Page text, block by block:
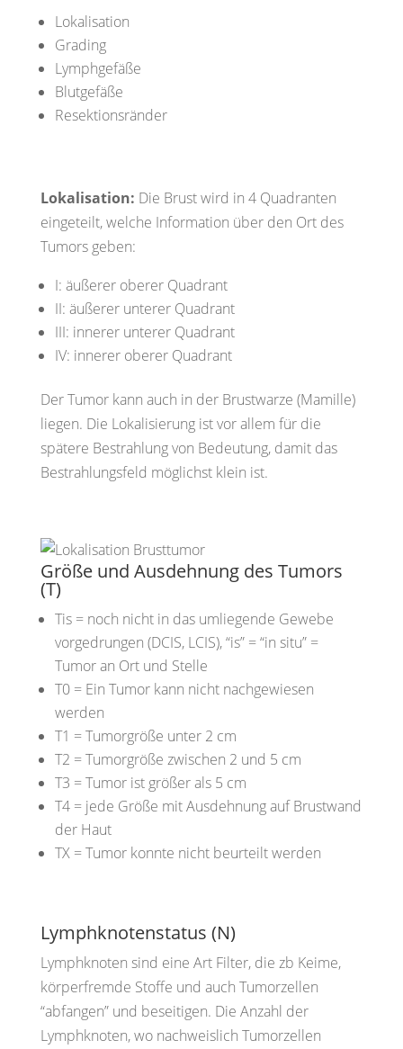
Lokalisation
Grading
Lymphgefäße
Blutgefäße
Resektionsränder
Lokalisation: Die Brust wird in 4 Quadranten
eingeteilt, welche Information über den Ort des
Tumors geben:
I: äußerer oberer Quadrant
II: äußerer unterer Quadrant
III: innerer unterer Quadrant
IV: innerer oberer Quadrant
Der Tumor kann auch in der Brustwarze (Mamille)
liegen. Die Lokalisierung ist vor allem für die
spätere Bestrahlungvon Bedeutung, damit das
Bestrahlungsfeld möglichst klein ist.
Größe und Ausdehnung des Tumors
(T)
Tis= noch nicht in das umliegende Gewebe
vorgedrungen (DCIS, LCIS), “is” = “in situ” =
Tumor an Ort und Stelle
T0= Ein Tumor kann nicht nachgewiesen
werden
T1 = Tumorgröße unter 2 cm
T2 = Tumorgröße zwischen 2 und 5 cm
T3 = Tumor ist größer als 5 cm
T4= jede Größe mit Ausdehnung auf Brustwand
der Haut
TX= Tumor konnte nicht beurteilt werden
Lymphknotenstatus (N)
Lymphknoten sind eine Art Filter, die zb Keime,
körperfremde Stoffe und auch Tumorzellen
“abfangen” und beseitigen. Die Anzahl der
Lymphknoten, wo nachweislich Tumorzellen